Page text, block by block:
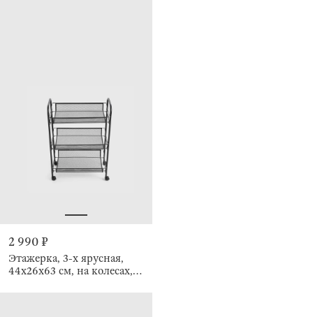
2 990 ₽
Этажерка, 3-х ярусная,
44х26х63 см, на колесах,